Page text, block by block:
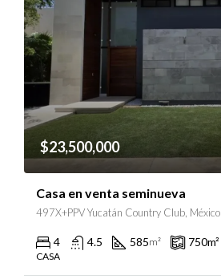
$23,500,000
Casa en venta seminueva
497X+PPV Yucatán Country Club, México
4 4.5 585m² 750m²
CASA